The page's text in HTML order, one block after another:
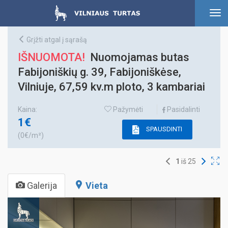
Grįžti atgal į sąrašą
IŠNUOMOTA! Nuomojamas butas
Fabijoniškių g. 39, Fabijoniškėse,
Vilniuje, 67,59 kv.m ploto, 3 kambariai
Kaina:
1€
(0€/m²)
Pažymėti Pasidalinti
SPAUSDINTI
Galerija Vieta
1 iš 25